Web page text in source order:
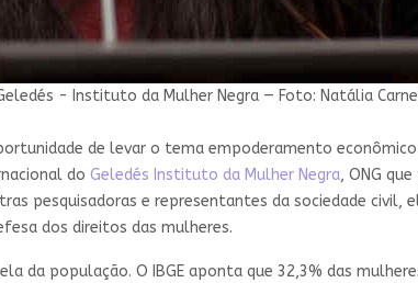
- Instituto da Mulher Negra — Foto: Natália
de levar o tema empoderamento
do Geledés Instituto da Mulher Negra, ONG
pesquisadoras e representantes da sociedade
dos direitos das mulheres.
da população. O IBGE aponta que 32,3% das